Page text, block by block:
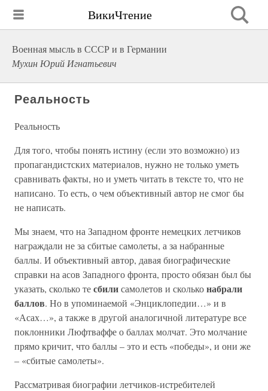
ВикиЧтение
Военная мысль в СССР и в Германии
Мухин Юрий Игнатьевич
Реальность
Реальность
Для того, чтобы понять истину (если это возможно) из
пропагандистских материалов, нужно не только уметь
сравнивать факты, но и уметь читать в тексте то, что не
написано. То есть, о чем объективный автор не смог бы
не написать.
Мы знаем, что на Западном фронте немецких летчиков
награждали не за сбитые самолеты, а за набранные
баллы. И объективный автор, давая биографические
справки на асов Западного фронта, просто обязан был бы
указать, сколько тесбилисамолетов и скольконабрали
баллов. Но в упоминаемой «Энциклопедии…» и в
«Асах…», а также в другой аналогичной литературе все
поклонники Люфтваффе о баллах молчат. Это молчание
прямо кричит, что баллы – это и есть «победы», и они же
– «сбитые самолеты».
Рассматривая биографии летчиков-истребителей